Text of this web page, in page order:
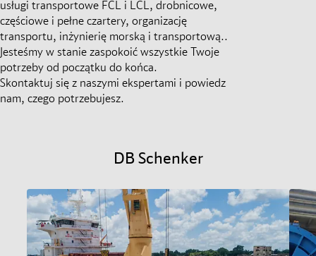
usługi transportowe FCL i LCL, drobnicowe,
częściowe i pełne czartery, organizację
transportu, inżynierię morską i transportową..
Jesteśmy w stanie zaspokoić wszystkie Twoje
potrzeby od początku do końca.
Skontaktuj się z naszymi ekspertami i powiedz
nam, czego potrzebujesz.
DB Schenker